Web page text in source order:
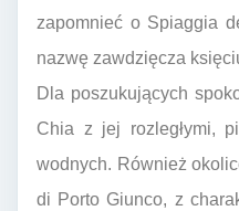
zapomnieć o Spiaggia
nazwę zawdzięcza
Dla poszukujących
Chia z jej rozległymi,
wodnych. Również
di Porto Giunco, z